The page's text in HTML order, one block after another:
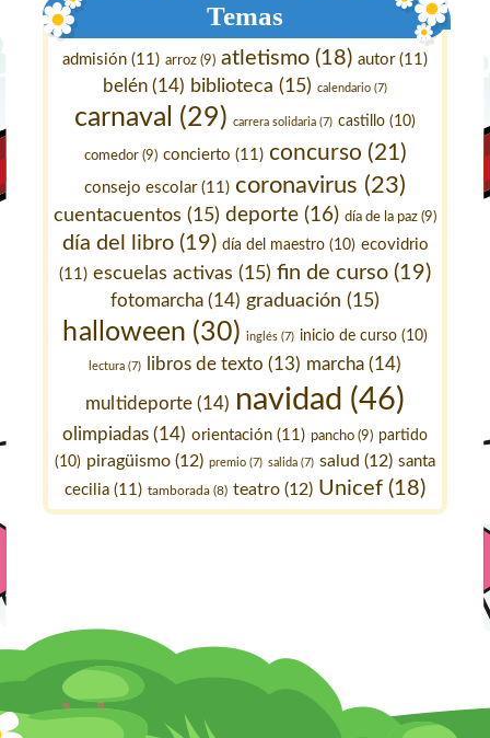
Temas
admisión (11) arroz (9) atletismo (18) autor(11)
belén (14) biblioteca (15) calendario (7)
carnaval (29) carrera solidaria (7) castillo (10)
comedor(9) concierto (11) concurso (21)
consejo escolar(11) coronavirus (23)
cuentacuentos (15) deporte (16) día de la paz (9)
día del libro(19) día del maestro(10) ecovidrio
(11) escuelas activas (15) fin de curso (19)
fotomarcha (14) graduación (15)
halloween (30) inglés(7) inicio de curso(10)
lectura (7) libros de texto (13) marcha (14)
multideporte(14) navidad (46)
olimpiadas (14) orientación (11) pancho (9) partido
(10) piragüismo (12) premio (7) salida (7) salud (12) santa
cecilia (11) tamborada (8) teatro (12) Unicef (18)